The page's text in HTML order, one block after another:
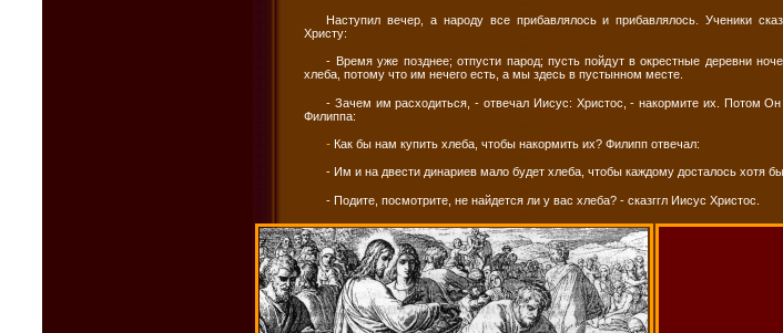
Наступил вечер, а народу все прибавлялось и прибавлялось. Ученики
Христу:
- Время уже позднее; отпусти парод; пусть пойдут в окрестные деревни
хлеба, потому что им нечего есть, а мы здесь в пустынном месте.
- Зачем им расходиться, - отвечал Иисус: Христос, - накормите их. Потом Он
Филиппа:
- Как бы нам купить хлеба, чтобы накормить их? Филипп отвечал:
- Им и на двести динариев мало будет хлеба, чтобы каждому досталось хотя
- Подите, посмотрите, не найдется ли у вас хлеба? - сказггл Иисус Христос.